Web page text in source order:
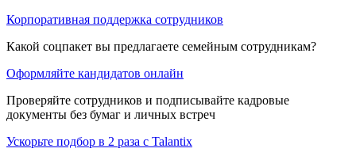
Корпоративная поддержка сотрудников
Какой соцпакет вы предлагаете семейным сотрудникам?
Оформляйте кандидатов онлайн
Проверяйте сотрудников и подписывайте кадровые
документы без бумаг и личных встреч
Ускорьте подбор в 2 раза с Talantix